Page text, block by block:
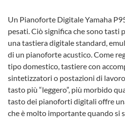
Un Pianoforte Digitale Yamaha
pesati. Ciò significa che sono tasti
una tastiera digitale standard,
di un pianoforte acustico. Come
tipo domestico, tastiere con
sintetizzatori o postazioni di
tasto più “leggero”, più morbido
tasto dei pianoforti digitali offre
che è molto importante quando si